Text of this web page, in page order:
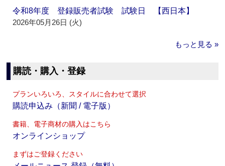
令和8年度 登録販売者試験 試験日 【西日本】
2026年05月26日 (火)
もっと見る »
購読・購入・登録
プランいろいろ、スタイルに合わせて選択
購読申込み（新聞 / 電子版）
書籍、電子商材の購入はこちら
オンラインショップ
まずはご登録ください